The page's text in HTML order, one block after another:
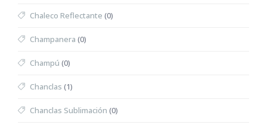
Chaleco Reflectante (0)
Champanera (0)
Champú (0)
Chanclas (1)
Chanclas Sublimación (0)